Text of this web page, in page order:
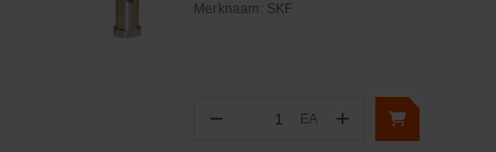
Merknaam: SKF
− Aantal
EA +